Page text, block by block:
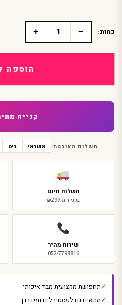
כמות
מסכת
עכבר
כמות: −
+
הוספה
קנייה
תשלום מאובטח: אשראי ביט
משלוח חינם
בקנייה מ-₪299
שירות מהיר
052-7798816
תחפושת מקצועית מבד איכותי
מתאים גם לפסטיבלים ומידברן